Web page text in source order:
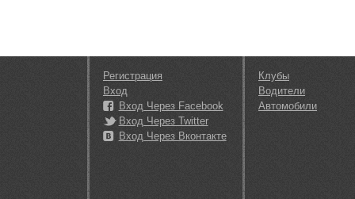
Регистрация
Вход
Вход Через Facebook
Вход Через Twitter
Вход Через Вконтакте
Клубы
Водители
Автомобили